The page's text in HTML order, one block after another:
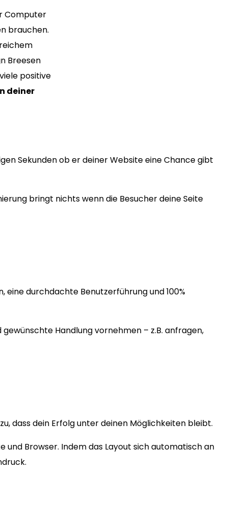
Computer
brauchen.
Breesen
positive
deiner
Sekunden ob er deiner Website eine Chance gibt
bringt nichts wenn die Besucher deine Seite
durchdachte Benutzerführung und 100%
Handlung vornehmen – z.B. anfragen,
dass dein Erfolg unter deinen Möglichkeiten bleibt.
und Browser. Indem das Layout sich automatisch an